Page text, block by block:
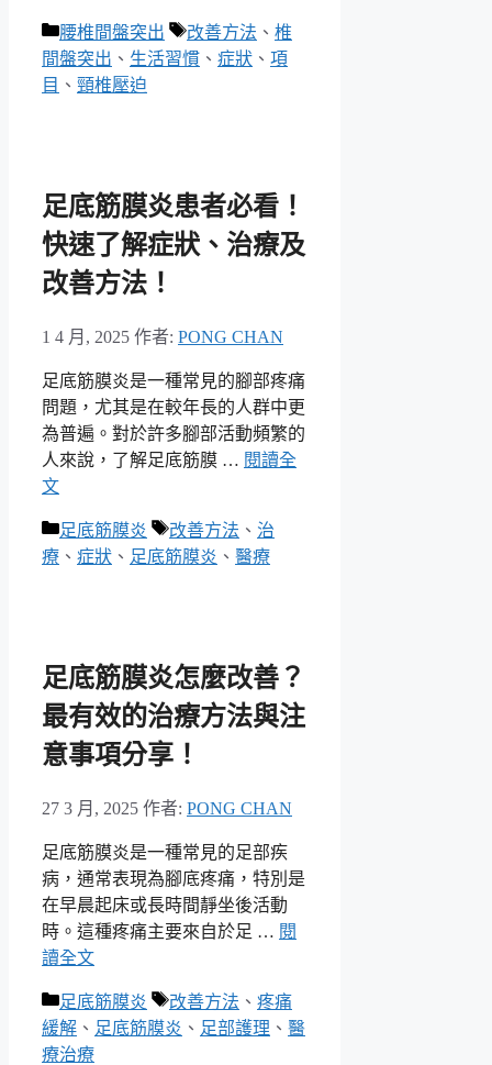
分
類
腰椎間盤突出
標
籤
改善方法 、 椎
間盤突出 、 生活習慣 、 症狀 、 項
目 、 頸椎壓迫
足底筋膜炎患者必看！
快速了解症狀、治療及
改善方法！
1 4 月, 2025 作者: PONG CHAN
足底筋膜炎是一種常見的腳部疼痛
問題，尤其是在較年長的人群中更
為普遍。對於許多腳部活動頻繁的
人來說，了解足底筋膜 … 閱讀全
文
分
類
足底筋膜炎
標
籤
改善方法 、 治
療 、 症狀 、 足底筋膜炎 、 醫療
足底筋膜炎怎麼改善？
最有效的治療方法與注
意事項分享！
27 3 月, 2025 作者: PONG CHAN
足底筋膜炎是一種常見的足部疾
病，通常表現為腳底疼痛，特別是
在早晨起床或長時間靜坐後活動
時。這種疼痛主要來自於足 … 閱
讀全文
分
類
足底筋膜炎
標
籤
改善方法 、 疼痛
緩解 、 足底筋膜炎 、 足部護理 、 醫
療治療